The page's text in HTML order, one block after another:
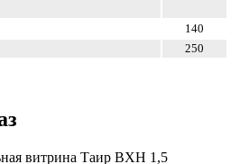
140
250